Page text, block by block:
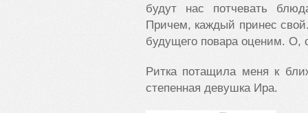
будут нас потчевать
Причем, каждый принес
будущего повара оценим. О,
Ритка потащила меня к
степенная девушка Ира.